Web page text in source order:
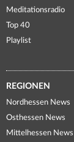
Meditationsradio
Top 40
Playlist
REGIONEN
Nordhessen News
Osthessen News
Mittelhessen News